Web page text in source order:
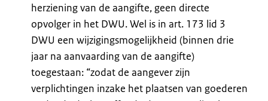
herziening van de aangifte, geen directe
opvolger in het DWU. Wel is in art. 173 lid 3
DWU een wijzigingsmogelijkheid (binnen drie
jaar na aanvaarding van de aangifte)
toegestaan: “zodat de aangever zijn
verplichtingen inzake het plaatsen van goederen